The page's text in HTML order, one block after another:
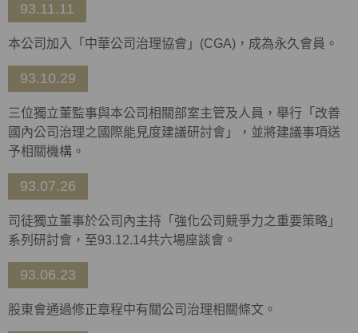
93.11.11
本公司加入「中華公司治理協會」(CGA)，成為永久會員。
93.10.29
三位獨立董監事與本公司相關部室主管及人員，舉行「改善
國內公司治理之國際能見度建議研討會」，並將建議事項送
予相關機構。
93.07.26
司徒獨立董事於公司內主持「強化公司競爭力之重要策略」
系列研討會，至93.12.14共六場座談會。
93.06.23
股東會通過修正章程中有關公司治理相關條文。